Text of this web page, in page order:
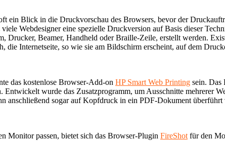
ein Blick in die Druckvorschau des Browsers, bevor der
Webdesigner eine spezielle Druckversion auf Basis dieser
Drucker, Beamer, Handheld oder Braille-Zeile, erstellt werden.
Internetseite, so wie sie am Bildschirm erscheint, auf dem
das kostenlose Browser-Add-on HP Smart Web Printing sein. Das
wurde das Zusatzprogramm, um Ausschnitte mehrerer
anschließend sogar auf Kopfdruck in ein PDF-Dokument
Monitor passen, bietet sich das Browser-Plugin FireShot für den